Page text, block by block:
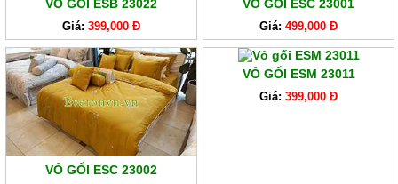
VỎ GỐI ESB 23022
Giá: 399,000 Đ
VỎ GỐI ESC 23001
Giá: 499,000 Đ
VỎ GỐI ESC 23002
VỎ GỐI ESM 23011
Giá: 399,000 Đ